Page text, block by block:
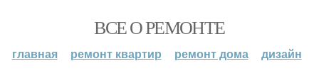
ВСЕ О РЕМОНТЕ
главная ремонт квартир ремонт дома дизайн